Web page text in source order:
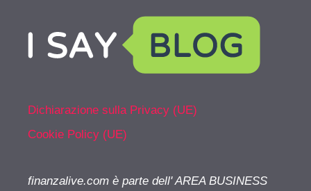
Dichiarazione sulla Privacy (UE)
Cookie Policy (UE)
finanzalive.com è parte dell' AREA BUSINESS